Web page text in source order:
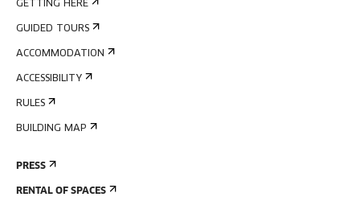
GETTING HERE
GUIDED TOURS
ACCOMMODATION
ACCESSIBILITY
RULES
BUILDING MAP
PRESS
RENTAL OF SPACES